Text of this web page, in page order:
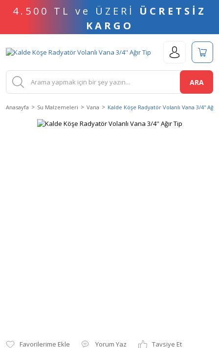
4.500 TL ve ÜZERİ ÜCRETSİZ
KARGO
ARA
Anasayfa Su Malzemeleri Vana Kalde Köşe Radyatör Volanlı Vana 3/4''
Yorum Yaz
Tavsiye Et